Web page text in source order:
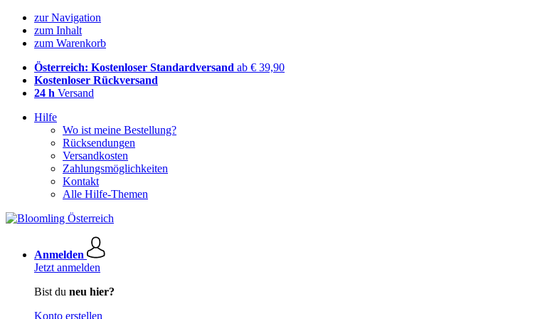
zur Navigation
zum Inhalt
zum Warenkorb
Österreich: Kostenloser Standardversand ab € 39,90
Kostenloser Rückversand
24 h Versand
Hilfe
Wo ist meine Bestellung?
Rücksendungen
Versandkosten
Zahlungsmöglichkeiten
Kontakt
Alle Hilfe-Themen
Anmelden
Jetzt anmelden
Bist du neu hier?
Konto erstellen